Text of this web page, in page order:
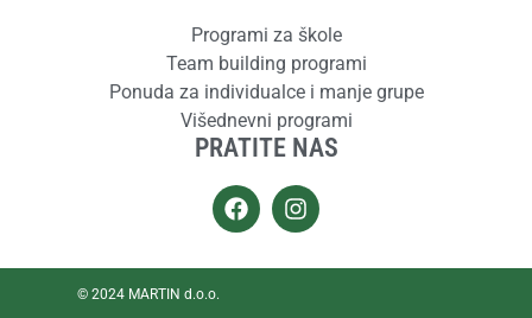
Programi za škole
Team building programi
Ponuda za individualce i manje grupe
Višednevni programi
PRATITE NAS
© 2024 MARTIN d.o.o.